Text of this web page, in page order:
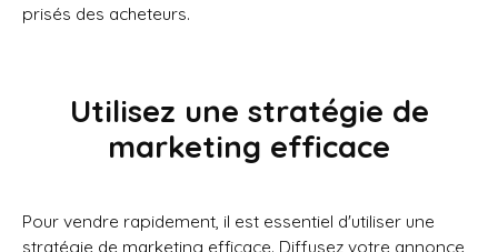
prisés des acheteurs.
Utilisez une stratégie de
marketing efficace
Pour vendre rapidement, il est essentiel d'utiliser une
stratégie de marketing efficace. Diffusez votre annonce